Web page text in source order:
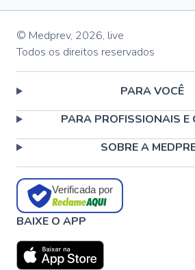
© Medprev, 2026, live
Todos os direitos reservados
PARA VOCÊ
PARA PROFISSIONAIS E
SOBRE A
Verificada por
BAIXE O APP